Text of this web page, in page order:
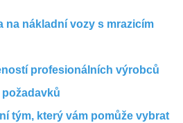
na nákladní vozy s mrazicím
profesionálních výrobců
tým, který vám pomůže vybrat